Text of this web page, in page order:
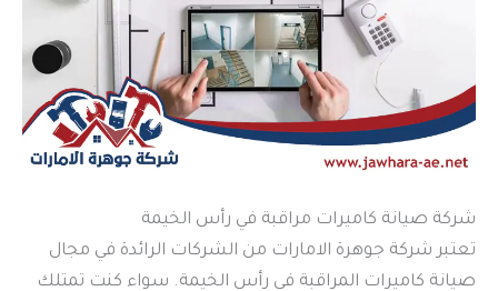
شركة صيانة كاميرات مراقبة في رأس الخيمة
تعتبر شركة جوهرة الامارات من الشركات الرائدة في مجال
صيانة كاميرات المراقبة في رأس الخيمة. سواء كنت تمتلك